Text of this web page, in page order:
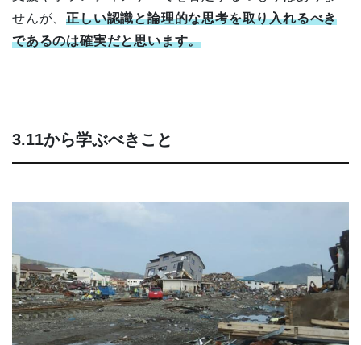
せんが、正しい認識と論理的な思考を取り入れるべき
であるのは確実だと思います。
3.11から学ぶべきこと